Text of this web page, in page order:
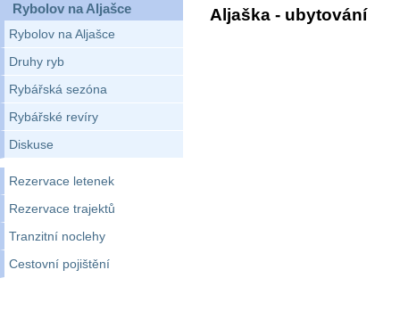
Aljaška - ubytování
Rybolov na Aljašce
Rybolov na Aljašce
Druhy ryb
Rybářská sezóna
Rybářské revíry
Diskuse
Rezervace letenek
Rezervace trajektů
Tranzitní noclehy
Cestovní pojištění